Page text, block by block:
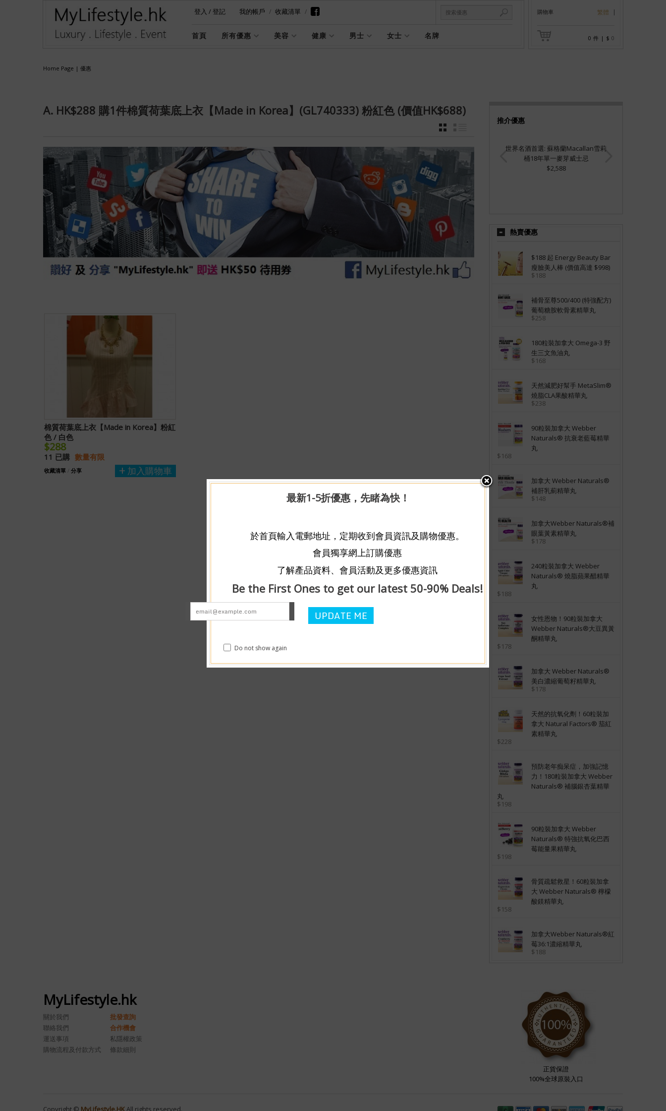
登入 /登記 我的帳戶 收藏清單
首頁 所有優惠 美容 健康 男士 女士 名牌
購物車 繁體
0 件 | $ 0
Home Page | 優惠
A. HK$288 購1件棉質荷葉底上衣【Made in Korea】(GL740333) 粉紅色 (價值HK$688)
棉質荷葉底上衣【Made in Korea】粉紅
色 / 白色
$288
11 已購 數量有限
加入購物車
收藏清單 / 分享
推介優惠
世界名酒首選: 蘇格蘭Macallan雪莉
桶18年單一麥芽威士忌
$2,588
熱賣優惠
$188 起 Energy Beauty Bar
瘦臉美人棒 (價值高達 $998)
$188
補骨至尊500/400 (特強配方)
葡萄糖胺軟骨素精華丸
$258
180粒裝加拿大 Omega-3 野
生三文魚油丸
$168
天然減肥好幫手 MetaSlim®
燒脂CLA果酸精華丸
$238
90粒裝加拿大 Webber
Naturals® 抗衰老藍莓精華
丸
$168
加拿大 Webber Naturals®
補肝乳薊精華丸
$148
加拿大Webber Naturals®補
眼葉黃素精華丸
$178
240粒裝加拿大 Webber
Naturals® 燒脂蘋果醋精華
丸
$188
女性恩物！90粒裝加拿大
Webber Naturals®大豆異黃
酮精華丸
$178
加拿大 Webber Naturals®
美白濃縮葡萄籽精華丸
$178
天然的抗氧化劑！60粒裝加
拿大 Natural Factors® 茄紅
素精華丸
$228
預防老年痴呆症，加強記憶
力！180粒裝加拿大 Webber
Naturals® 補腦銀杏葉精華
丸
$198
90粒裝加拿大 Webber
Naturals® 特強抗氧化巴西
莓能量果精華丸
$198
骨質疏鬆救星！60粒裝加拿
大 Webber Naturals® 檸檬
酸鎂精華丸
$158
加拿大Webber Naturals®紅
莓36:1濃縮精華丸
$188
MyLifestyle.hk
關於我們
批發查詢
聯絡我們
合作機會
運送事項
私隱權政策
購物流程及付款方式
條款細則
正貨保證
100%全球原裝入口
Copyright © MyLifestyle.HK All rights reserved.
最新1-5折優惠，先睹為快！
於首頁輸入電郵地址，定期收到會員資訊及購物優惠。
會員獨享網上訂購優惠
了解產品資料、會員活動及更多優惠資訊
Be the First Ones to get our latest 50-90% Deals!
Do not show again